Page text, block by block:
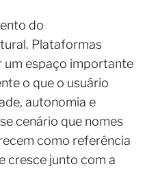
do
Plataformas
um espaço importante
o que o usuário
autonomia e
cenário que nomes
como referência
cresce junto com a